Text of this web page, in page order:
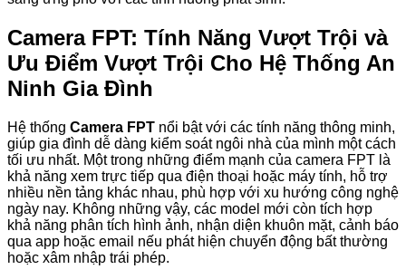
Camera FPT: Tính Năng Vượt Trội và
Ưu Điểm Vượt Trội Cho Hệ Thống An
Ninh Gia Đình
Hệ thống Camera FPT nổi bật với các tính năng thông minh,
giúp gia đình dễ dàng kiểm soát ngôi nhà của mình một cách
tối ưu nhất. Một trong những điểm mạnh của camera FPT là
khả năng xem trực tiếp qua điện thoại hoặc máy tính, hỗ trợ
nhiều nền tảng khác nhau, phù hợp với xu hướng công nghệ
ngày nay. Không những vậy, các model mới còn tích hợp
khả năng phân tích hình ảnh, nhận diện khuôn mặt, cảnh báo
qua app hoặc email nếu phát hiện chuyển động bất thường
hoặc xâm nhập trái phép.